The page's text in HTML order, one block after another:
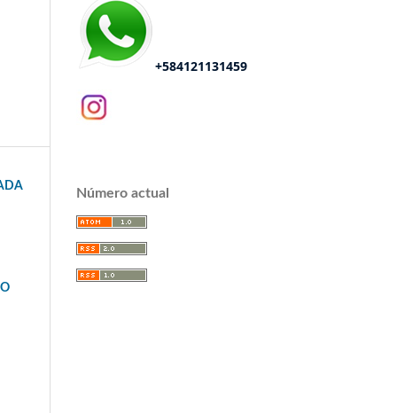
+584121131459
Número actual